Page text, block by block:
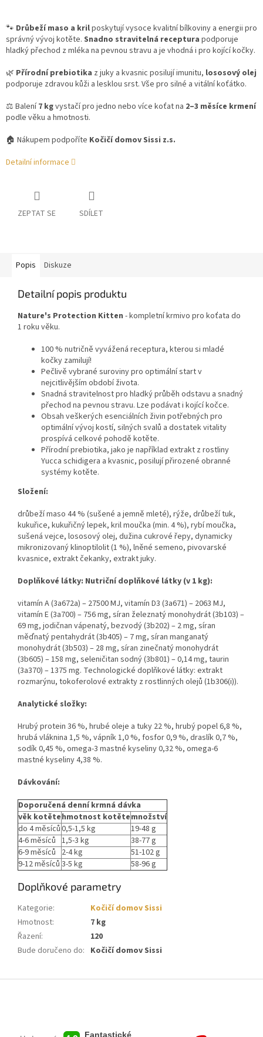
🐾 Drůbeží maso a krilposkytují vysoce kvalitní bílkoviny a energii pro
správný vývoj kotěte. Snadno stravitelná receptura podporuje
hladký přechod z mléka na pevnou stravu a je vhodná i pro kojící kočky.
🌿 Přírodní prebiotika z juky a kvasnic posilují imunitu, lososový olej
podporuje zdravou kůži a lesklou srst. Vše pro silné a vitální koťátko.
⚖ Balení7 kgvystačí pro jedno nebo více koťat na 2–3 měsíce krmení
podle věku a hmotnosti.
🏠 Nákupem podpoříte Kočičí domov Sissi z.s.
Detailní informace
ZEPTAT SE SDÍLET
Popis Diskuze
Detailní popis produktu
Nature's Protection Kitten - kompletní krmivo pro koťata do
1 roku věku.
100 % nutričně vyvážená receptura, kterou si mladé
kočky zamilují!
Pečlivě vybrané suroviny pro optimální start v
nejcitlivějším období života.
Snadná stravitelnost pro hladký průběh odstavu a snadný
přechod na pevnou stravu. Lze podávat i kojící kočce.
Obsah veškerých esenciálních živin potřebných pro
optimální vývoj kostí, silných svalů a dostatek vitality
prospívá celkové pohodě kotěte.
Přírodní prebiotika, jako je například extrakt z rostliny
Yucca schidigera a kvasnic, posilují přirozené obranné
systémy kotěte.
Složení:
drůbeží maso 44 % (sušené a jemně mleté), rýže, drůbeží tuk,
kukuřice, kukuřičný lepek, kril moučka (min. 4 %), rybí moučka,
sušená vejce, lososový olej, dužina cukrové řepy, dynamicky
mikronizovaný klinoptilolit (1 %), lněné semeno, pivovarské
kvasnice, extrakt čekanky, extrakt juky.
Doplňkové látky: Nutriční doplňkové látky (v 1 kg):
vitamín A (3a672a) – 27500 MJ, vitamín D3 (3a671) – 2063 MJ,
vitamín E (3a700) – 756 mg, síran železnatý monohydrát (3b103) –
69 mg, jodičnan vápenatý, bezvodý (3b202) – 2 mg, síran
měďnatý pentahydrát (3b405) – 7 mg, síran manganatý
monohydrát (3b503) – 28 mg, síran zinečnatý monohydrát
(3b605) – 158 mg, seleničitan sodný (3b801) – 0,14 mg, taurin
(3a370) – 1375 mg. Technologické doplňkové látky: extrakt
rozmarýnu, tokoferolové extrakty z rostlinných olejů (1b306(i)).
Analytické složky:
Hrubý protein 36 %, hrubé oleje a tuky 22 %, hrubý popel 6,8 %,
hrubá vláknina 1,5 %, vápník 1,0 %, fosfor 0,9 %, draslík 0,7 %,
sodík 0,45 %, omega-3 mastné kyseliny 0,32 %, omega-6
mastné kyseliny 4,38 %.
Dávkování:
Doporučená denní krmná dávka
věk kotětehmotnost kotětemnožství
do 4 měsíců0,5-1,5 kg
19-48 g
4-6 měsíců 1,5-3 kg
38-77 g
6-9 měsíců 2-4 kg
51-102 g
9-12 měsíců 3-5 kg 58-96 g
Doplňkové parametry
Kategorie:
Kočičí domov Sissi
Hmotnost:
7 kg
Řazení:
120
Bude doručeno do: Kočičí domov Sissi